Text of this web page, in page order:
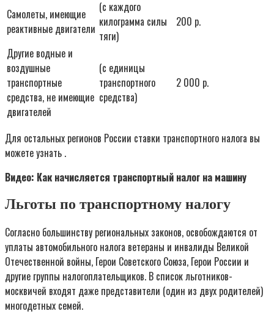
Самолеты, имеющие
реактивные двигатели
(с каждого
килограмма силы
тяги)
200 р.
Другие водные и
воздушные
транспортные
средства, не имеющие
двигателей
(с единицы
транспортного
средства)
2 000 р.
Для остальных регионов России ставки транспортного налога вы
можете узнать .
Видео: Как начисляется транспортный налог на машину
Льготы по транспортному налогу
Согласно большинству региональных законов, освобождаются от
уплаты автомобильного налога ветераны и инвалиды Великой
Отечественной войны, Герои Советского Союза, Герои России и
другие группы налогоплательщиков. В список льготников-
москвичей входят даже представители (один из двух родителей)
многодетных семей.